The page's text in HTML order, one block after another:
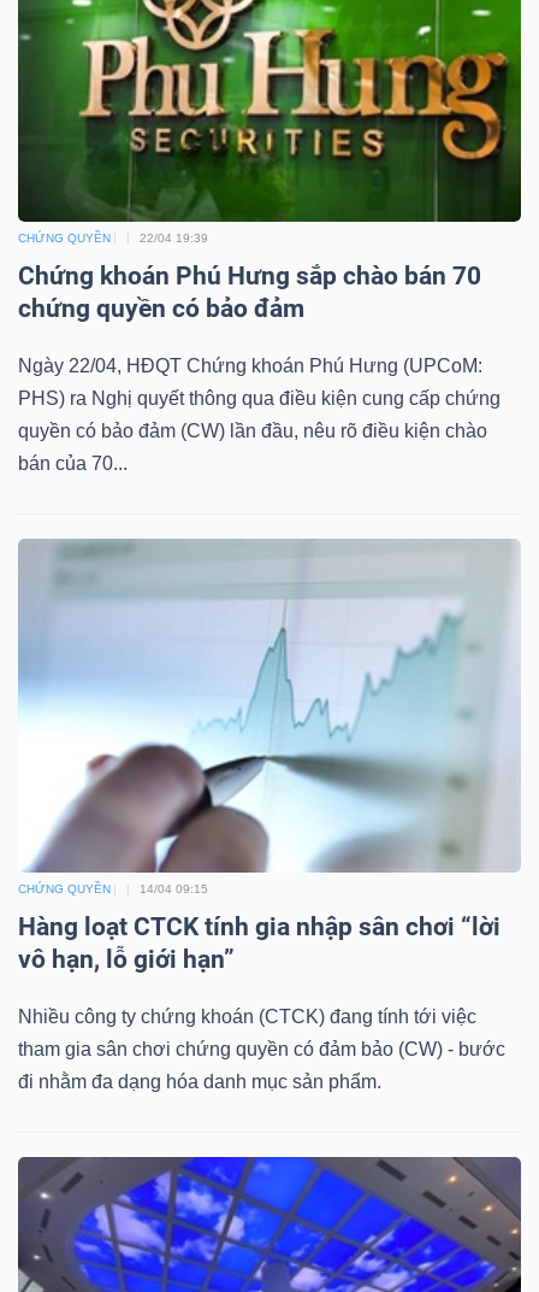
CHỨNG QUYỀN 22/04 19:39
Chứng khoán Phú Hưng sắp chào bán 70
chứng quyền có bảo đảm
Ngày 22/04, HĐQT Chứng khoán Phú Hưng (UPCoM:
PHS) ra Nghị quyết thông qua điều kiện cung cấp chứng
quyền có bảo đảm (CW) lần đầu, nêu rõ điều kiện chào
bán của 70...
CHỨNG QUYỀN 14/04 09:15
Hàng loạt CTCK tính gia nhập sân chơi “lời
vô hạn, lỗ giới hạn”
Nhiều công ty chứng khoán (CTCK) đang tính tới việc
tham gia sân chơi chứng quyền có đảm bảo (CW) - bước
đi nhằm đa dạng hóa danh mục sản phẩm.
CÔNG
NGHỆ
VỤ
TRUYỀN
THÔNG
ĐỘNG
SẢN
chứng
khoán
(-)
Tất cả Cổ phiếu Chỉ số Chứng chỉ quỹ Chứng
đạo
(-)
Tất cả Người nội bộ Người liên quan Cổ đông lớn